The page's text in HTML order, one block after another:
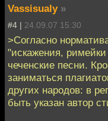
Vassisualy »
#4 | 24.09.07 15:30
>Согласно
"искажения,
чеченские песни.
заниматься
других народов: в
быть указан автор